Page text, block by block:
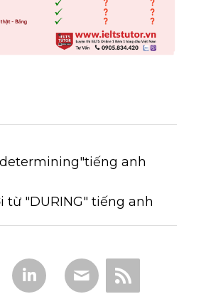
anh
từ "DURING" tiếng anh